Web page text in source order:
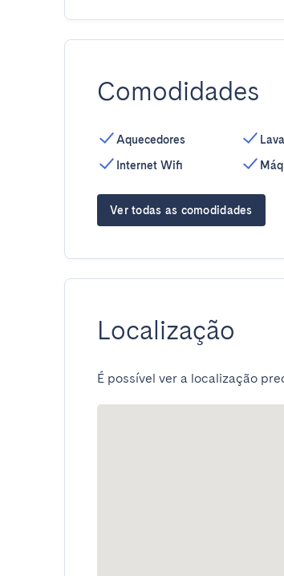
Comodidades
Aquecedores
Internet Wifi
Ver todas as comodidades
Localização
É possível ver a localização